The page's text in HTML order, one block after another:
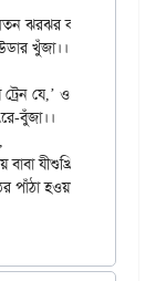
ঝরঝর ক’রে ঝরে
খুঁজা।।
যে,’ ও বোনাই।
বুঁজা।।
যীশুখ্রিস্টের জয়